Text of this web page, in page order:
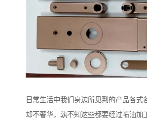
日常生活中我们身边所见到的产品各式
却不奢华，孰不知这些都要经过喷油加